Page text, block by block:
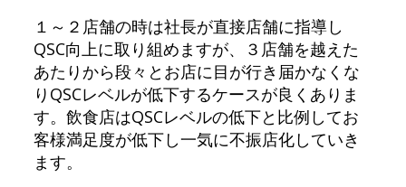
１～２店舗の時は社長が直接店舗に指導し
QSC向上に取り組めますが、３店舗を越えた
あたりから段々とお店に目が行き届かなくな
りQSCレベルが低下するケースが良くありま
す。飲食店はQSCレベルの低下と比例してお
客様満足度が低下し一気に不振店化していき
ます。